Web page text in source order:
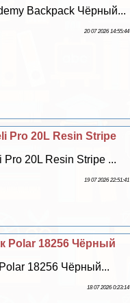
Backpack Чёрный...
20 07 2026 14:55:44
Pro 20L Resin Stripe
Pro 20L Resin Stripe ...
19 07 2026 22:51:41
Polar 18256 Чёрный
18256 Чёрный...
18 07 2026 0:23:14